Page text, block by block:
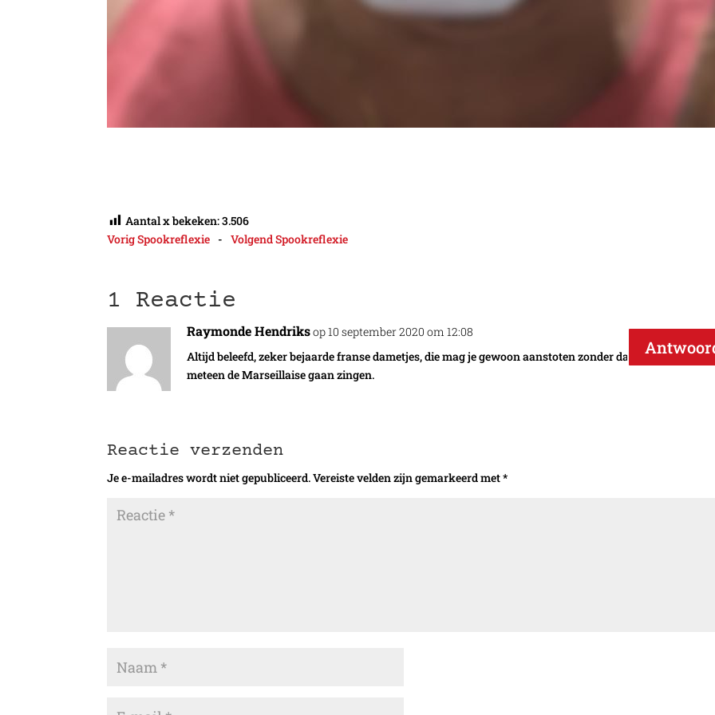
Aantal x bekeken:3.506
Vorig Spookreflexie - Volgend Spookreflexie
1 Reactie
Raymonde Hendriksop 10 september 2020 om 12:08
Altijd beleefd, zeker bejaarde franse dametjes, die mag je gewoon aanstoten zonder dat ze
meteen de Marseillaise gaan zingen.
Reactie verzenden
Je e-mailadres wordt niet gepubliceerd.Vereiste velden zijn gemarkeerd met*